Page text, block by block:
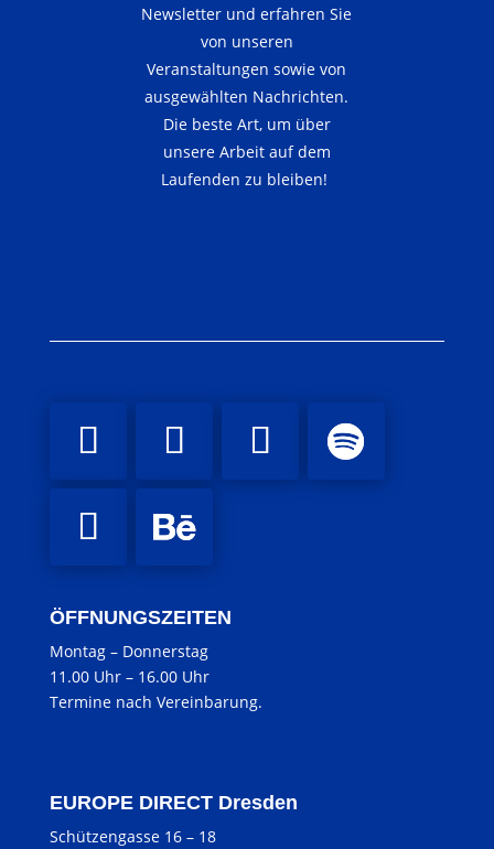
Newsletter und erfahren Sie
von unseren
Veranstaltungen sowie von
ausgewählten Nachrichten.
Die beste Art, um über
unsere Arbeit auf dem
Laufenden zu bleiben!
ÖFFNUNGSZEITEN
Montag –Donnerstag
11.00 Uhr –16.00 Uhr
Termine nach Vereinbarung.
EUROPE DIRECT Dresden
Schützengasse 16 – 18